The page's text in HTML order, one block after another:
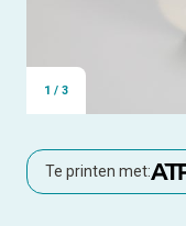
1 / 3
Te printen met: